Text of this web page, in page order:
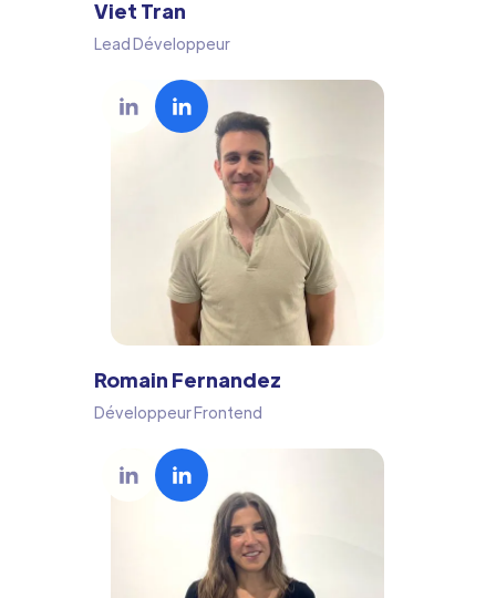
Viet Tran
Lead Développeur
Romain Fernandez
Développeur Frontend